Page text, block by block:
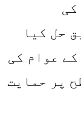
کی
حل کیا
عوام کی
پر حمایت